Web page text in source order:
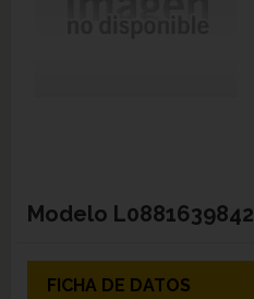
Modelo L0881639842
FICHA DE DATOS